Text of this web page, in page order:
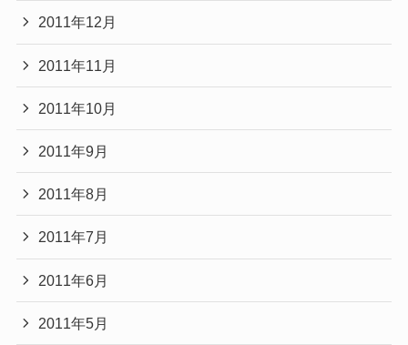
2011年12月
2011年11月
2011年10月
2011年9月
2011年8月
2011年7月
2011年6月
2011年5月